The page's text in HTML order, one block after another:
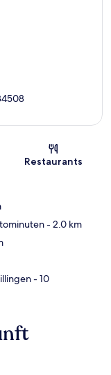
Restaurants
- 2.0 km
- 10